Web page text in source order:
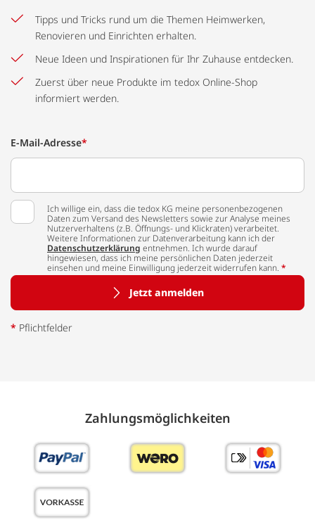
Tipps und Tricks rund um die Themen Heimwerken,
Renovieren und Einrichten erhalten.
Neue Ideen und Inspirationen für Ihr Zuhause entdecken.
Zuerst über neue Produkte im tedox Online-Shop
informiert werden.
E-Mail-Adresse*
Ich willige ein, dass die tedox KG meine personenbezogenen
Daten zum Versand des Newsletters sowie zur Analyse meines
Nutzerverhaltens (z.B. Öffnungs- und Klickraten) verarbeitet.
Weitere Informationen zur Datenverarbeitung kann ich der
Datenschutzerklärung entnehmen. Ich wurde darauf
hingewiesen, dass ich meine persönlichen Daten jederzeit
einsehen und meine Einwilligung jederzeit widerrufen kann. *
Jetzt anmelden
* Pflichtfelder
Zahlungs­möglich­keiten